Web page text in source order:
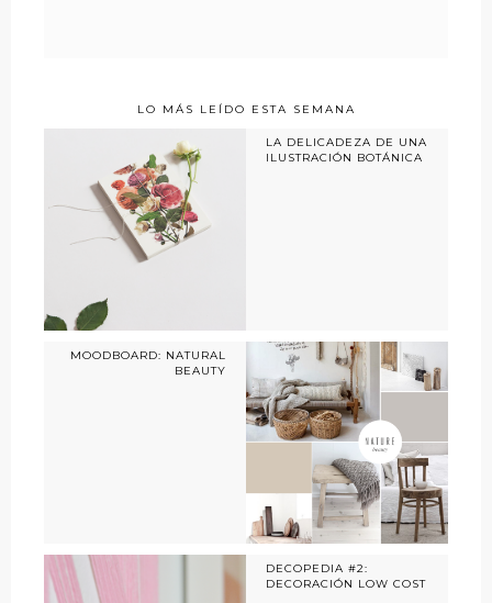
LO MÁS LEÍDO ESTA SEMANA
LA DELICADEZA DE UNA
ILUSTRACIÓN BOTÁNICA
MOODBOARD: NATURAL
BEAUTY
DECOPEDIA #2:
DECORACIÓN LOW COST